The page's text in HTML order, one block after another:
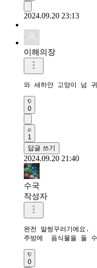
2024.09.20 23:13
이해의장
와 새하얀 고양이 넘
0
1
답글 쓰기
2024.09.20 21:40
수국
작성자
완전 말썽꾸러기에요.
주방에  음식물을 둘
0